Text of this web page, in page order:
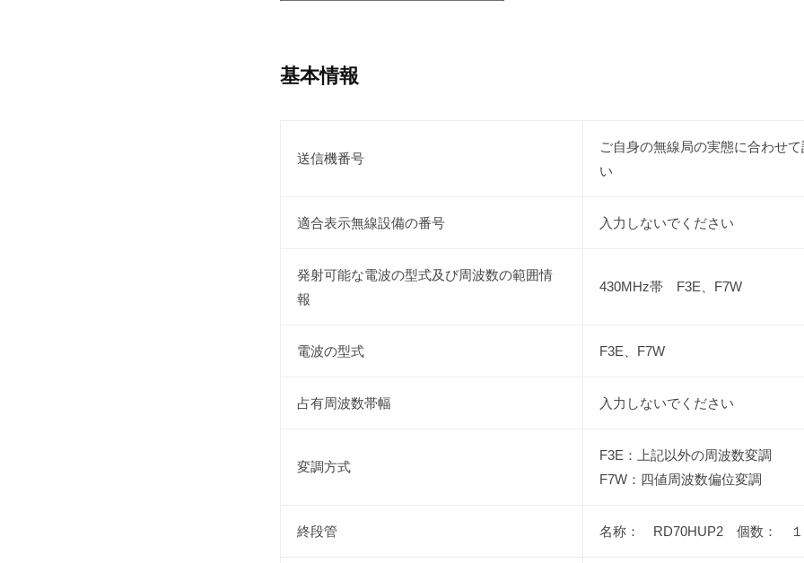
基本情報
送信機番号
ご自身の無線局の実態に合わせ
い
適合表示無線設備の番号 入力しないでください
発射可能な電波の型式及び周波数の範囲情
報
430MHz帯 F3E、F7W
電波の型式 F3E、F7W
占有周波数帯幅 入力しないでください
変調方式
F3E：上記以外の周波数変調
F7W：四値周波数偏位変調
終段管 名称： RD70HUP2 個数： １